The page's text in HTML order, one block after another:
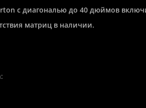
с диагональю до 40 дюймов
матриц в наличии.